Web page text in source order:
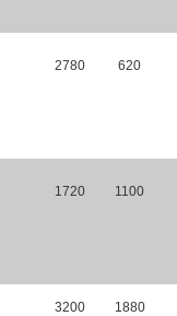
2780 620
1720 1100
3200 1880